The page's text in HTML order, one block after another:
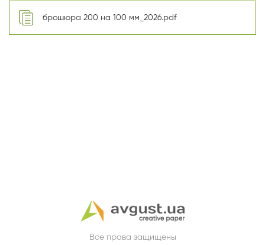
брошюра 200 на 100 мм_2026.pdf
Все права защищены